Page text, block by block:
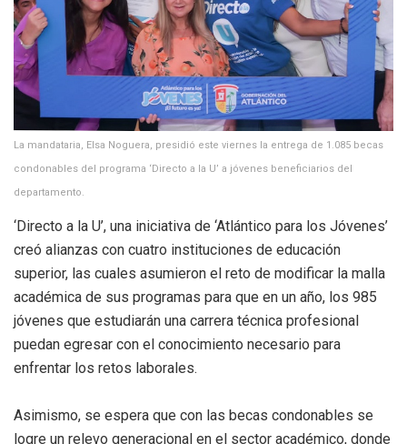
La mandataria, Elsa Noguera, presidió este viernes la entrega de 1.085 becas
condonables del programa ‘Directo a la U’ a jóvenes beneficiarios del
departamento.
‘Directo a la U’, una iniciativa de ‘Atlántico para los Jóvenes’
creó alianzas con cuatro instituciones de educación
superior, las cuales asumieron el reto de modificar la malla
académica de sus programas para que en un año, los 985
jóvenes que estudiarán una carrera técnica profesional
puedan egresar con el conocimiento necesario para
enfrentar los retos laborales.
Asimismo, se espera que con las becas condonables se
logre un relevo generacional en el sector académico, donde